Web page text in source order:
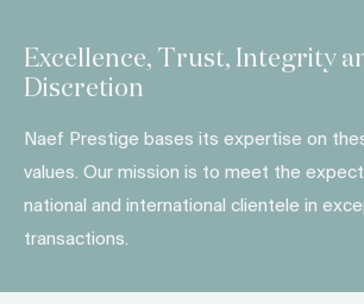
Excellence, Trust, Integrity
Discretion
Naef Prestige bases its expertise on
values. Our mission is to meet the
national and international clientele in
transactions.